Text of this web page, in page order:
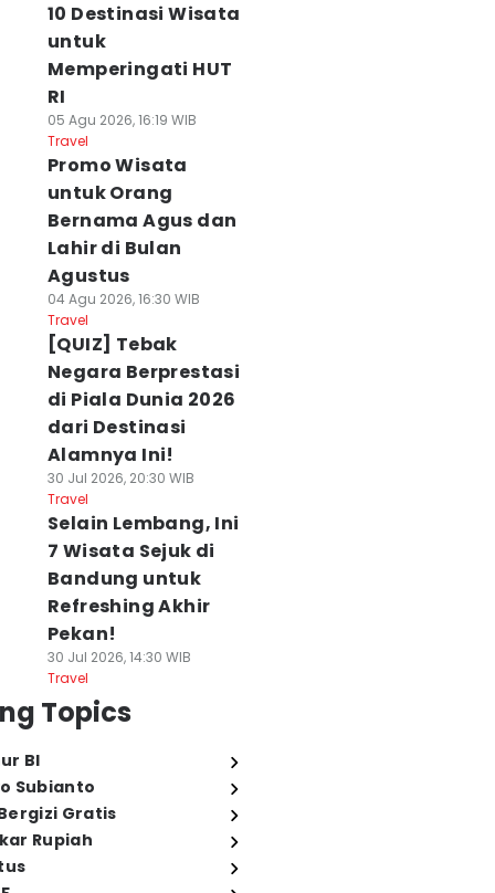
10 Destinasi Wisata
untuk
Memperingati HUT
RI
05 Agu 2026, 16:19 WIB
Travel
Promo Wisata
untuk Orang
Bernama Agus dan
Lahir di Bulan
Agustus
04 Agu 2026, 16:30 WIB
Travel
[QUIZ] Tebak
Negara Berprestasi
di Piala Dunia 2026
dari Destinasi
Alamnya Ini!
30 Jul 2026, 20:30 WIB
Travel
Selain Lembang, Ini
7 Wisata Sejuk di
Bandung untuk
Refreshing Akhir
Pekan!
30 Jul 2026, 14:30 WIB
Travel
Topics
BI
Subianto
Gratis
Rupiah